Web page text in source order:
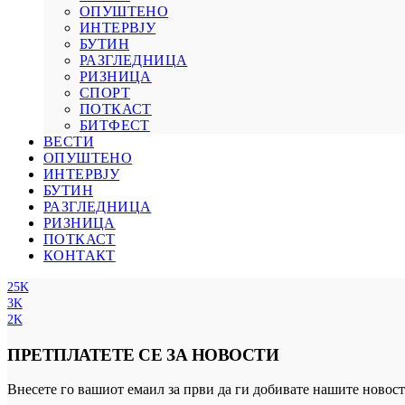
ОПУШТЕНО
ИНТЕРВЈУ
БУТИН
РАЗГЛЕДНИЦА
РИЗНИЦА
СПОРТ
ПОТКАСТ
БИТФЕСТ
ВЕСТИ
ОПУШТЕНО
ИНТЕРВЈУ
БУТИН
РАЗГЛЕДНИЦА
РИЗНИЦА
ПОТКАСТ
КОНТАКТ
25K
3K
2K
ПРЕТПЛАТЕТЕ СЕ ЗА НОВОСТИ
Внесете го вашиот емаил за први да ги добивате нашите